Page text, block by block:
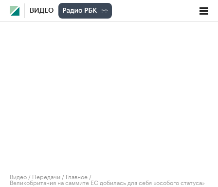
ВИДЕО
Видео / Передачи / Главное /
Великобритания на саммите EC добилась для себя «особого статуса»